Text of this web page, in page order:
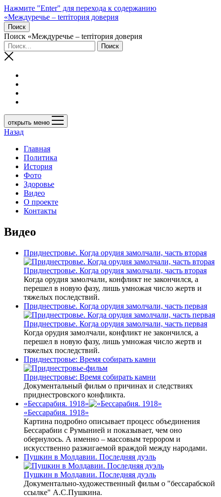
Нажмите "Enter" для перехода к содержанию
«Междуречье – terriтория доверия
Поиск
Поиск «Междуречье – terriтория доверия
открыть меню
Назад
Главная
Политика
История
Фото
Здоровье
Видео
О проекте
Контакты
Видео
Приднестровье. Когда орудия замолчали, часть вторая
Приднестровье. Когда орудия замолчали, часть вторая
Когда орудия замолчали, конфликт не закончился, а
перешел в новую фазу, лишь умножая число жертв и
тяжелых последствий.
Приднестровье. Когда орудия замолчали, часть первая
Приднестровье. Когда орудия замолчали, часть первая
Когда орудия замолчали, конфликт не закончился, а
перешел в новую фазу, лишь умножая число жертв и
тяжелых последствий.
Приднестровье: Время собирать камни
Приднестровье: Время собирать камни
Документальный фильм о причинах и следствиях
приднестровского конфликта.
«Бессарабия. 1918»
«Бессарабия. 1918»
Картина подробно описывает процесс объединения
Бессарабии с Румынией и показывает, чем оно
обернулось. А именно – массовым террором и
искусственно разжигаемой враждой между народами.
Пушкин в Молдавии. Последняя дуэль
Пушкин в Молдавии. Последняя дуэль
Документально-художественный фильм о "бессарабской
ссылке" А.С.Пушкина.